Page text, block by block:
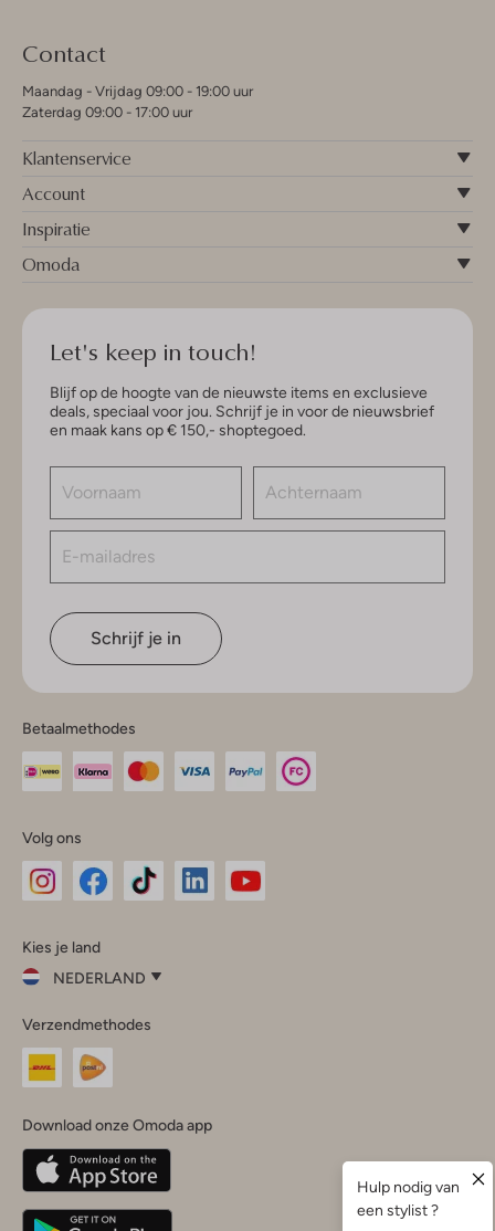
Contact
Maandag - Vrijdag 09:00 - 19:00 uur
Zaterdag 09:00 - 17:00 uur
Klantenservice
Account
Inspiratie
Omoda
Let's keep in touch!
Blijf op de hoogte van de nieuwste items en exclusieve
deals, speciaal voor jou. Schrijf je in voor de nieuwsbrief
en maak kans op € 150,- shoptegoed.
Schrijf je in
Betaalmethodes
Volg ons
InstagramFacebook
Kies je land
NEDERLAND
je
land
Nederland
Belgique(Français)
Deutschland
Verzendmethodes
Download onze Omoda app